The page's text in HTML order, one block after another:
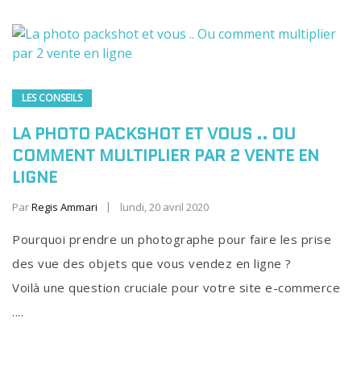
LES CONSEILS
LA PHOTO PACKSHOT ET VOUS .. OU
COMMENT MULTIPLIER PAR 2 VENTE EN
LIGNE
ParRegis Ammari lundi, 20 avril 2020
Pourquoi prendre un photographe pour faire les prise
des vue des objets que vous vendez en ligne ?
Voilà une question cruciale pour votre site e-commerce
....